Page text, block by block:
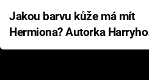
Jakou barvu kůže má mít
Hermiona? Autorka Harryho
Pottera přišla s ráznou